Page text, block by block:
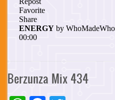
Berzunza Mix 434